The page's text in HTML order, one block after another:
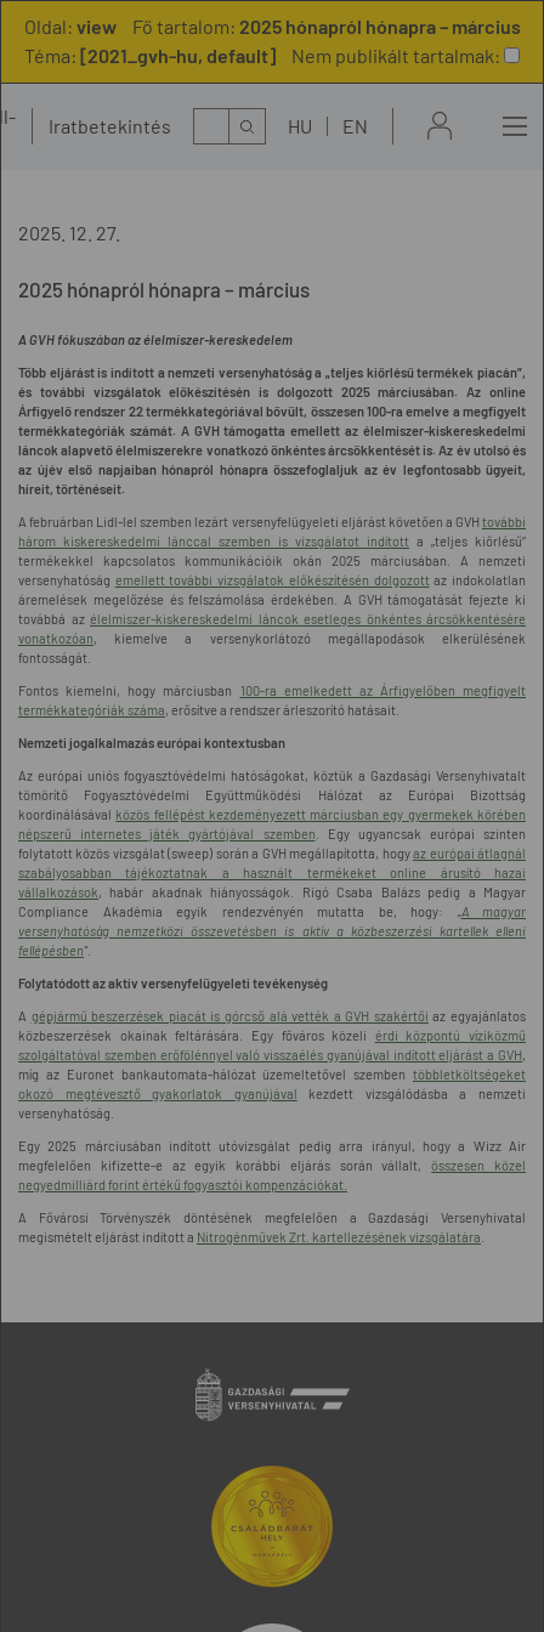
Oldal: view Fő tartalom: 2025 hónapról hónapra – március
Téma: [2021_gvh-hu, default] Nem publikált tartalmak:
Iratbetekintés Kereső HU EN
2025. 12. 27.
2025 hónapról hónapra – március
A GVH fókuszában az élelmiszer-kereskedelem
Több eljárást is indított a nemzeti versenyhatóság a „teljes kiőrlésű termékek piacán”,
és további vizsgálatok előkészítésén is dolgozott 2025 márciusában. Az online
Árfigyelő rendszer 22 termékkategóriával bővült, összesen 100-ra emelve a megfigyelt
termékkategóriák számát. A GVH támogatta emellett az élelmiszer-kiskereskedelmi
láncok alapvető élelmiszerekre vonatkozó önkéntes árcsökkentését is. Az év utolsó és
az újév első napjaiban hónapról hónapra összefoglaljuk az év legfontosabb ügyeit,
híreit, történéseit.
A februárban Lidl-lel szemben lezárt versenyfelügyeleti eljárást követően a GVH további
három kiskereskedelmi lánccal szemben is vizsgálatot indított a „teljes kiőrlésű”
termékekkel kapcsolatos kommunikációik okán 2025 márciusában. A nemzeti
versenyhatóság emellett további vizsgálatok előkészítésén dolgozottaz indokolatlan
áremelések megelőzése és felszámolása érdekében. A GVH támogatását fejezte ki
továbbá az élelmiszer-kiskereskedelmi láncok esetleges önkéntes árcsökkentésére
vonatkozóan, kiemelve a versenykorlátozó megállapodások elkerülésének
fontosságát.
Fontos kiemelni, hogy márciusban
100-ra emelkedett az Árfigyelőben megfigyelt
termékkategóriák száma, erősítve a rendszer árleszorító hatásait.
Nemzeti jogalkalmazás európai kontextusban
Az európai uniós fogyasztóvédelmi hatóságokat, köztük a Gazdasági Versenyhivatalt
tömörítő Fogyasztóvédelmi Együttműködési Hálózat az Európai Bizottság
koordinálásával közös fellépést kezdeményezett márciusban egy gyermekek körében
népszerű internetes játék gyártójával szemben . Egy ugyancsak európai szinten
folytatott közös vizsgálat (sweep) során a GVH megállapította, hogyaz európai átlagnál
szabályosabban tájékoztatnak a használt termékeket online árusító hazai
vállalkozások, habár akadnak hiányosságok. Rigó Csaba Balázs pedig a Magyar
Compliance Akadémia egyik rendezvényén mutatta be, hogy: „A magyar
versenyhatóság nemzetközi összevetésben is aktív a közbeszerzési kartellek elleni
fellépésben”.
Folytatódott az aktív versenyfelügyeleti tevékenység
A gépjármű beszerzések piacát is górcső alá vették a GVH szakértői az egyajánlatos
közbeszerzések okainak feltárására. Egy főváros közeli érdi központú víziközmű
szolgáltatóval szemben erőfölénnyel való visszaélés gyanújával indított eljárást a GVH,
míg az Euronet bankautomata-hálózat üzemeltetővel szemben többletköltségeket
okozó megtévesztő gyakorlatok gyanújával kezdett vizsgálódásba a nemzeti
versenyhatóság.
Egy 2025 márciusában indított utóvizsgálat pedig arra irányul, hogy a Wizz Air
megfelelően kifizette-e az egyik korábbi eljárás során vállalt,összesen közel
negyedmilliárd forint értékű fogyasztói kompenzációkat.
A Fővárosi Törvényszék döntésének megfelelően a Gazdasági Versenyhivatal
megismételt eljárást indított a Nitrogénművek Zrt. kartellezésének vizsgálatára